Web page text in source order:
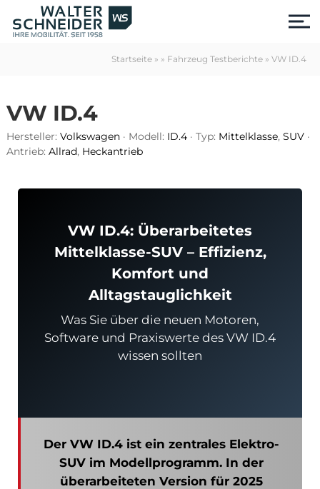
Startseite » » Fahrzeug Testberichte »VW ID.4
VW ID.4
Hersteller: Volkswagen · Modell: ID.4 · Typ: Mittelklasse, SUV ·
Antrieb: Allrad, Heckantrieb
VW ID.4: Überarbeitetes
Mittelklasse-SUV – Effizienz,
Komfort und
Alltagstauglichkeit
Was Sie über die neuen Motoren,
Software und Praxiswerte des VW ID.4
wissen sollten
Der VW ID.4 ist ein zentrales Elektro-
SUV im Modellprogramm. In der
überarbeiteten Version für 2025